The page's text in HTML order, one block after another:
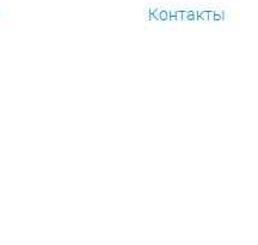
Контакты